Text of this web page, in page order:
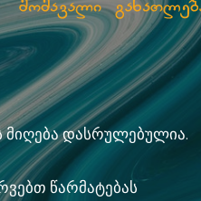
მიღება დასრულებულია.
წარმატებას